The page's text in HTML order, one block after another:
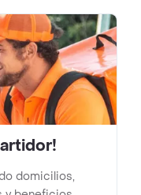
domicilios,